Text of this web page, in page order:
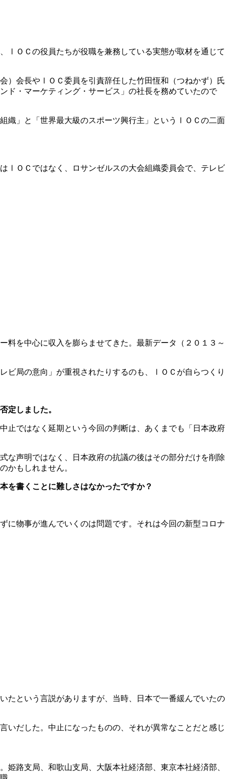
ＯＣの役員たちが役職を兼務している実態が取材を通じて
）会長やⅠＯＣ委員を引責辞任した竹田恆和（つねかず）氏
・マーケティング・サービス」の社長を務めていたので
織」と「世界最大級のスポーツ興行主」というⅠＯＣの二面
ⅠＯＣではなく、ロサンゼルスの大会組織委員会で、テレビ
を中心に収入を膨らませてきた。最新データ（２０１３～
ビ局の意向」が重視されたりするのも、ⅠＯＣが自らつくり
定しました。
ではなく延期という今回の判断は、あくまでも「日本政府
声明ではなく、日本政府の抗議の後はその部分だけを削除
かもしれません。
を書くことに難しさはなかったですか？
に物事が進んでいくのは問題です。それは今回の新型コロナ
たという言説がありますが、当時、日本で一番緩んでいたの
いだした。中止になったものの、それが異常なことだと感じ
路支局、和歌山支局、大阪本社経済部、東京本社経済部、